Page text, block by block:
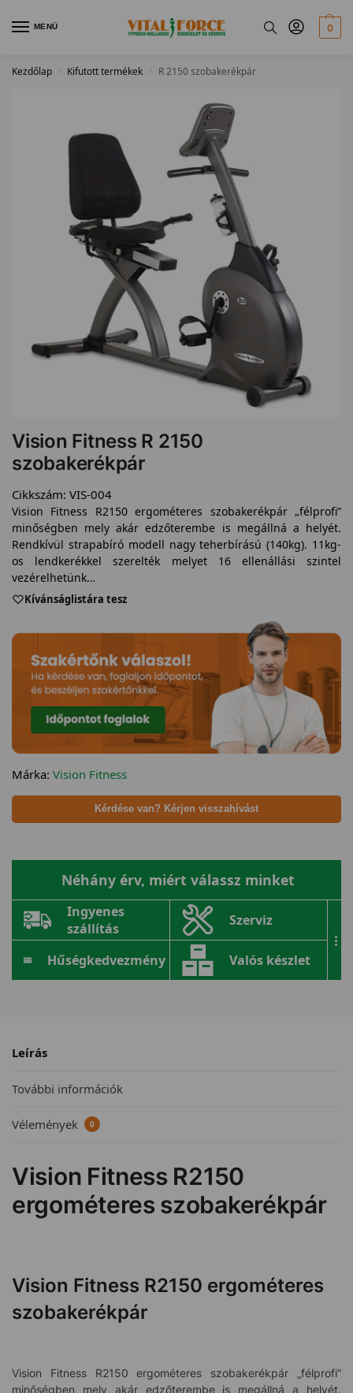
MENÜ 0
Kezdőlap / Kifutott termékek / R 2150 szobakerékpár
Vision Fitness R 2150
szobakerékpár
Cikkszám: VIS-004
Vision Fitness R2150 ergométeres szobakerékpár „félprofi”
minőségben mely akár edzőterembe is megállná a helyét.
Rendkívül strapabíró modell nagy teherbírású (140kg). 11kg-
os lendkerékkel szerelték melyet 16 ellenállási szintel
vezérelhetünk…
Kívánságlistára tesz
Márka: Vision Fitness
Kérdése van? Kérjen visszahívást
Néhány érv, miért válassz minket
Ingyenes
szállítás
Szerviz
Hűségkedvezmény Valós készlet
...
Leírás
További információk
Vélemények 0
Vision Fitness R2150
ergométeres szobakerékpár
Vision Fitness R2150 ergométeres
szobakerékpár
Vision Fitness R2150 ergométeres szobakerékpár „félprofi”
minőségben mely akár edzőterembe is megállná a helyét.